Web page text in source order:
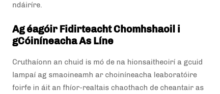
ndáiríre.
Ag éagóir Fidirteacht Chomhshaoil i
gCóiníneacha As Líne
Cruthaíonn an chuid is mó de na hionsaitheoirí a gcuid
lampaí ag smaoineamh ar choiníneacha leaboratóire
foirfe in áit an fhíor-realtais chaothach de cheantair as